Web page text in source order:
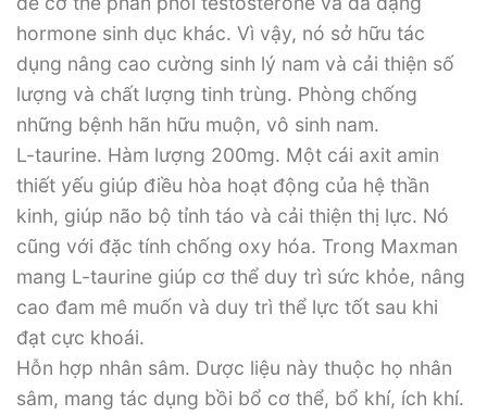
hormone sinh dục khác. Vì vậy, nó sở hữu tác
dụng nâng cao cường sinh lý nam và cải thiện số
lượng và chất lượng tinh trùng. Phòng chống
những bệnh hãn hữu muộn, vô sinh nam.
L-taurine. Hàm lượng 200mg. Một cái axit amin
thiết yếu giúp điều hòa hoạt động của hệ thần
kinh, giúp não bộ tỉnh táo và cải thiện thị lực. Nó
cũng với đặc tính chống oxy hóa. Trong Maxman
mang L-taurine giúp cơ thể duy trì sức khỏe, nâng
cao đam mê muốn và duy trì thể lực tốt sau khi
đạt cực khoái.
Hỗn hợp nhân sâm. Dược liệu này thuộc họ nhân
sâm, mang tác dụng bồi bổ cơ thể, bổ khí, ích khí.